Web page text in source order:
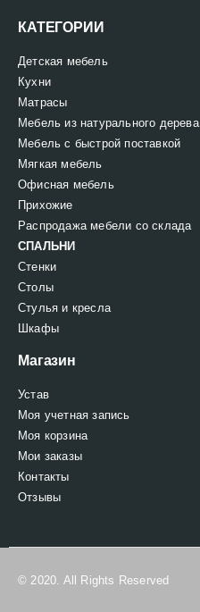
КАТЕГОРИИ
Детская мебель
Кухни
Матрасы
Мебель из натурального дерева
Мебель с быстрой поставкой
Мягкая мебель
Офисная мебель
Прихожие
Распродажа мебели со склада
СПАЛЬНИ
Стенки
Столы
Стулья и кресла
Шкафы
Магазин
Устав
Моя учетная запись
Моя корзина
Мои заказы
Контакты
Отзывы
© 2020. All Rights Reserved